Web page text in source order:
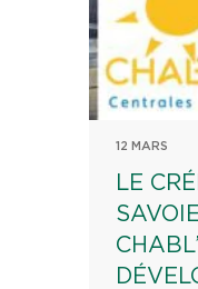
12 MARS
LE